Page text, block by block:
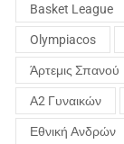
Basket League
Olympiacos
Άρτεμις Σπανού
Α2 Γυναικών
Εθνική Ανδρών